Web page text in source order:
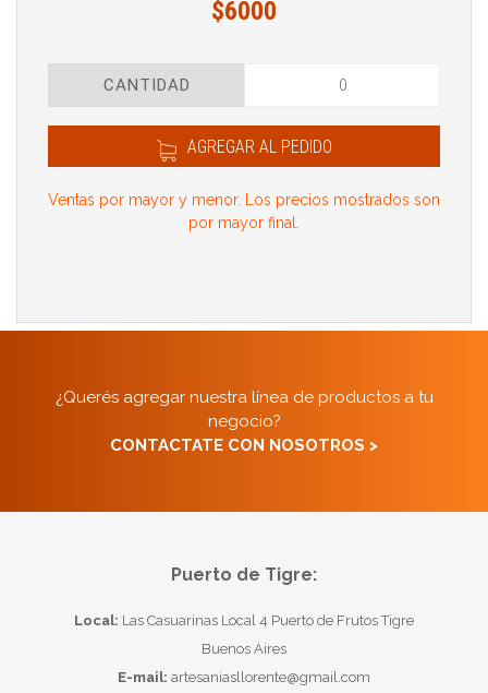
$6000
CANTIDAD
AGREGAR AL PEDIDO
Ventas por mayor y menor. Los precios mostrados son
por mayor final.
¿Querés agregar nuestra línea de productos a tu
negocio?
CONTACTATE CON NOSOTROS >
Puerto de Tigre:
Local: Las Casuarinas Local 4 Puerto de Frutos Tigre
Buenos Aires
E-mail: artesaniasllorente@gmail.com